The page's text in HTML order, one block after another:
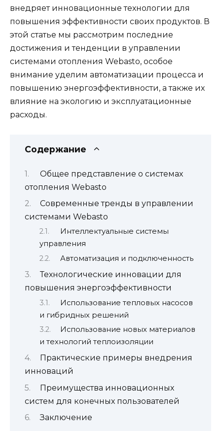
внедряет инновационные технологии для
повышения эффективности своих продуктов. В
этой статье мы рассмотрим последние
достижения и тенденции в управлении
системами отопления Webasto, особое
внимание уделим автоматизации процесса и
повышению энергоэффективности, а также их
влияние на экологию и эксплуатационные
расходы.
Содержание
Общее представление о системах
отопления Webasto
Современные тренды в управлении
системами Webasto
Интеллектуальные системы
управления
Автоматизация и подключенность
Технологические инновации для
повышения энергоэффективности
Использование тепловых насосов
и гибридных решений
Использование новых материалов
и технологий теплоизоляции
Практические примеры внедрения
инноваций
Преимущества инновационных
систем для конечных пользователей
Заключение